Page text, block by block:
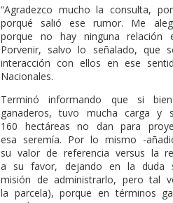
“Agradezco mucho la consulta,
porqué salió ese rumor. Me
porque no hay ninguna
Porvenir, salvo lo señalado,
interacción con ellos en ese
Nacionales.
Terminó informando que si
ganaderos, tuvo mucha carga y
160 hectáreas no dan para
esa seremía. Por lo mismo -
su valor de referencia versus la
a su favor, dejando en la duda
misión de administrarlo, pero tal
la parcela), porque en términos